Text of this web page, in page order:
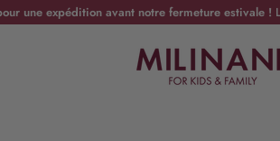
une expédition avant notre fermeture estivale !